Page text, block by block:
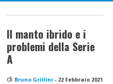
Il manto ibrido e i
problemi della Serie
A
di Bruno Grillini - 22 Febbraio 2021